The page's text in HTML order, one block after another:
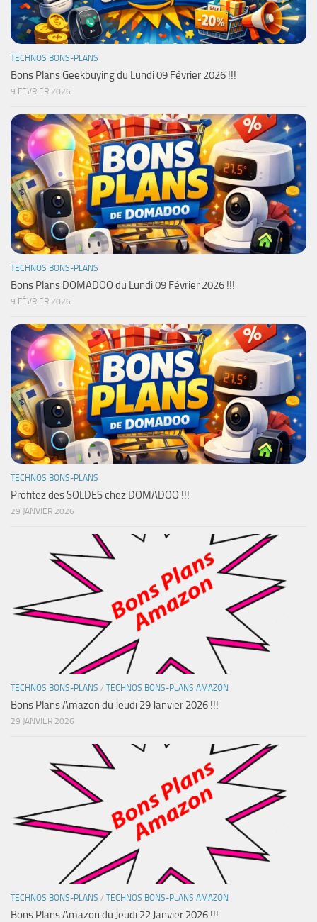
TECHNOS BONS-PLANS
Bons Plans Geekbuying du Lundi 09 Février 2026 !!!
9 FÉVRIER 2026
TECHNOS BONS-PLANS
Bons Plans DOMADOO du Lundi 09 Février 2026 !!!
9 FÉVRIER 2026
TECHNOS BONS-PLANS
Profitez des SOLDES chez DOMADOO !!!
29 JANVIER 2026
TECHNOS BONS-PLANS / TECHNOS BONS-PLANS AMAZON
Bons Plans Amazon du Jeudi 29 Janvier 2026 !!!
29 JANVIER 2026
TECHNOS BONS-PLANS / TECHNOS BONS-PLANS AMAZON
Bons Plans Amazon du Jeudi 22 Janvier 2026 !!!